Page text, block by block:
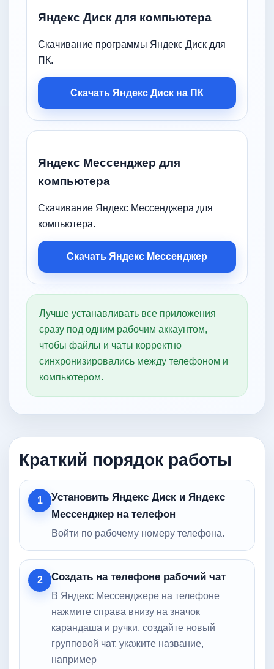
Яндекс Диск для компьютера
Скачивание программы Яндекс Диск для
ПК.
Скачать Яндекс Диск на ПК
Яндекс Мессенджер для
компьютера
Скачивание Яндекс Мессенджера для
компьютера.
Скачать Яндекс Мессенджер
Лучше устанавливать все приложения
сразу под одним рабочим аккаунтом,
чтобы файлы и чаты корректно
синхронизировались между телефоном и
компьютером.
Краткий порядок работы
1
Установить Яндекс Диск и Яндекс
Мессенджер на телефон
Войти по рабочему номеру телефона.
2 Создать на телефоне рабочий чат
В Яндекс Мессенджере на телефоне
нажмите справа внизу на значок
карандаша и ручки, создайте новый
групповой чат, укажите название,
например